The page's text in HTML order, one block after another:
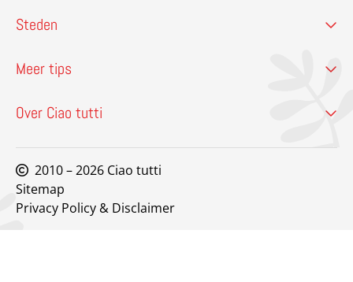
Steden
Meer tips
Over Ciao tutti
2010 – 2026 Ciao tutti
Sitemap
Privacy Policy & Disclaimer